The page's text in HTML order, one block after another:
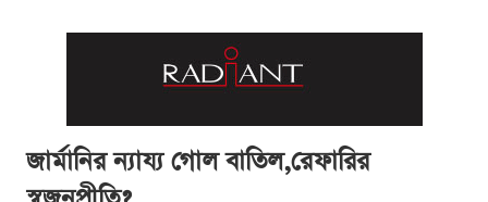
জার্মানির ন্যায্য গোল বাতিল,রেফারির